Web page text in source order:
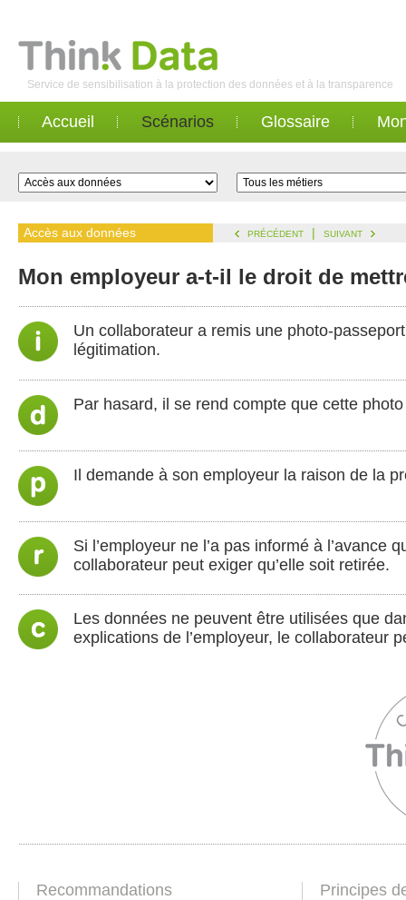
Service de sensibilisation à la protection des données et à la transparence
Accueil Scénarios Glossaire
Accès aux données PRÉCÉDENT | SUIVANT
Mon employeur a-t-il le droit de
Un collaborateur a remis une photo-
légitimation.
Par hasard, il se rend compte que cette
Il demande à son employeur la raison de la
Si l’employeur ne l’a pas informé à
collaborateur peut exiger qu’elle soit retirée.
Les données ne peuvent être utilisées que
explications de l’employeur, le collaborateur
Recommandations Principes